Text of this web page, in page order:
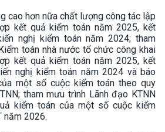
cao hơn nữa chất lượng công tác lập
kết quả kiểm toán năm 2025, kết
nghị kiểm toán năm 2024; tham
toán nhà nước tổ chức công khai
kết quả kiểm toán năm 2025, kết
nghị kiểm toán năm 2024 và báo
một số cuộc kiểm toán theo quy
tham mưu trình Lãnh đạo KTNN
kiểm toán của một số cuộc kiểm
năm 2026.